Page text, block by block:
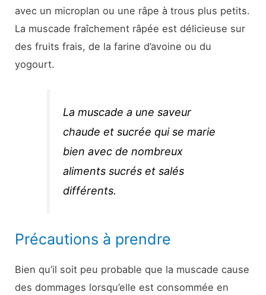
avec un microplan ou une râpe à trous plus petits.
La muscade fraîchement râpée est délicieuse sur
des fruits frais, de la farine d’avoine ou du
yogourt.
La muscade a une saveur
chaude et sucrée qui se marie
bien avec de nombreux
aliments sucrés et salés
différents.
Précautions à prendre
Bien qu’il soit peu probable que la muscade cause
des dommages lorsqu’elle est consommée en